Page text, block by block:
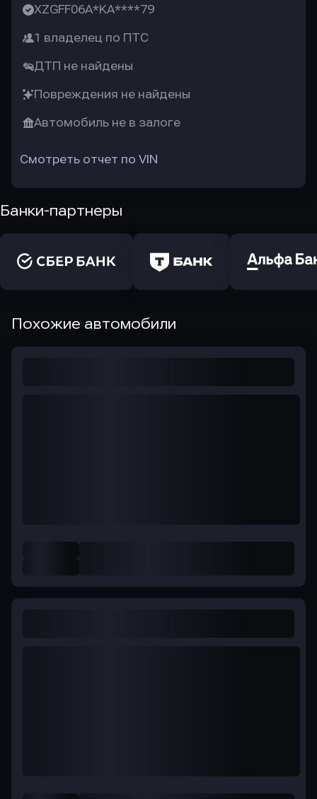
XZGFF06A*KA****79
1 владелец по ПТС
ДТП не найдены
Повреждения не найдены
Автомобиль не в залоге
Смотреть отчет по VIN
Банки-партнеры
Похожие автомобили